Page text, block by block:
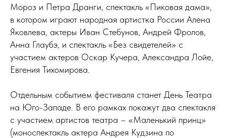
Мороз и Петра Дранги, спектакль «Пиковая дама»,
в котором играют народная артистка России Алена
Яковлева, актеры Иван Стебунов, Андрей Фролов,
Анна Глаубэ, и спектакль «Без свидетелей» с
участием актеров Оскар Кучера, Александра Лойе,
Евгения Тихомирова.
Отдельным событием фестиваля станет День Театра
на Юго-Западе. В его рамках покажут два спектакля
с участием артистов театра – «Маленький принц»
(моноспектакль актера Андрея Кудзина по